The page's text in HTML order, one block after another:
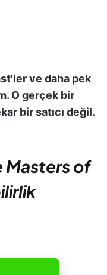
ve daha pek
O gerçek bir
bir satıcı değil.
Masters of